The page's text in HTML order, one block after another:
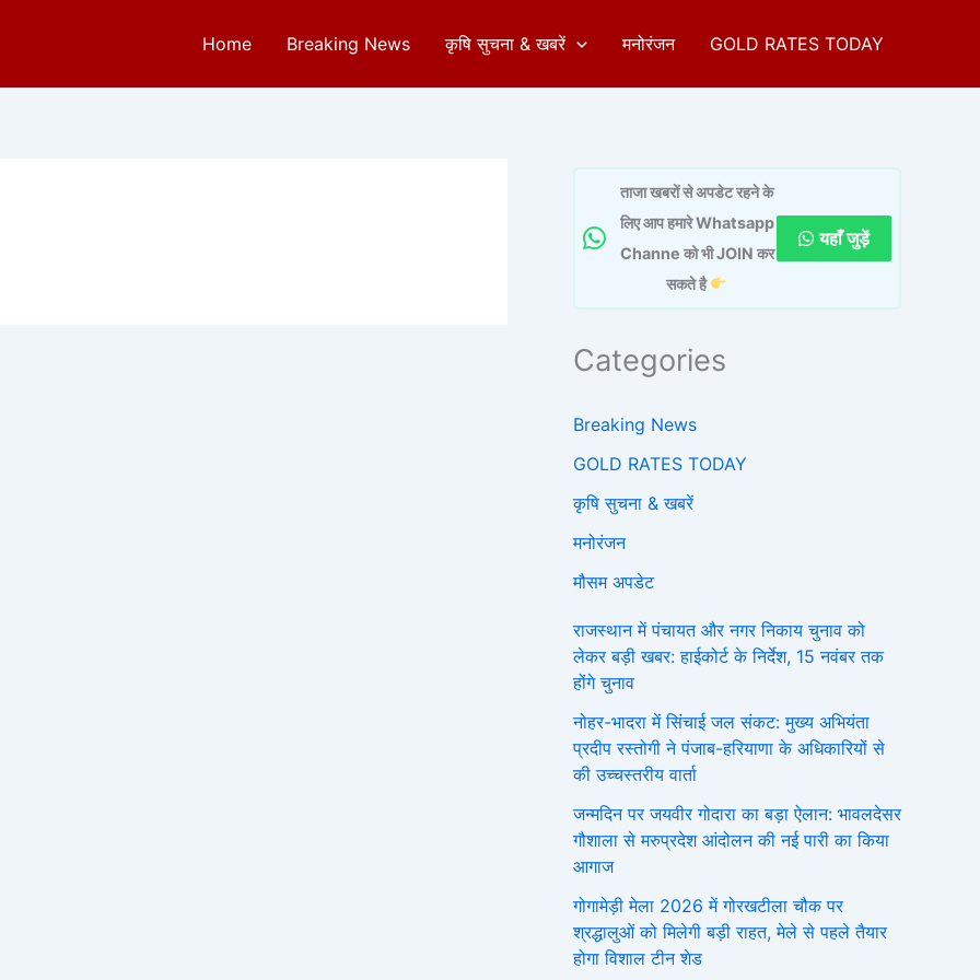
Home Breaking News कृषि सुचना & खबरें मनोरंजन GOLD RATES TODAY
ताजा खबरों से अपडेट रहने के
लिए आप हमारे Whatsapp
Channe को भी JOIN कर
सकते है
यहाँ जुड़ें
Categories
Breaking News
GOLD RATES TODAY
कृषि सुचना & खबरें
मनोरंजन
मौसम अपडेट
राजस्थान में पंचायत और नगर निकाय चुनाव को
लेकर बड़ी खबर: हाईकोर्ट के निर्देश, 15 नवंबर तक
होंगे चुनाव
नोहर-भादरा में सिंचाई जल संकट: मुख्य अभियंता
प्रदीप रस्तोगी ने पंजाब-हरियाणा के अधिकारियों से
की उच्चस्तरीय वार्ता
जन्मदिन पर जयवीर गोदारा का बड़ा ऐलान: भावलदेसर
गौशाला से मरुप्रदेश आंदोलन की नई पारी का किया
आगाज
गोगामेड़ी मेला 2026 में गोरखटीला चौक पर
श्रद्धालुओं को मिलेगी बड़ी राहत, मेले से पहले तैयार
होगा विशाल टीन शेड